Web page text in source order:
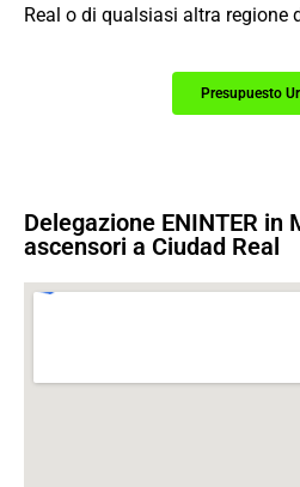
Real o di qualsiasi altra regione
Presupuesto
Delegazione ENINTER in
ascensori a Ciudad Real